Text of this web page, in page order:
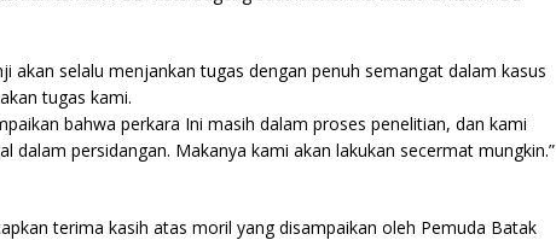
akan selalu menjankan tugas dengan penuh semangat dalam kasus
tugas kami.
bahwa perkara Ini masih dalam proses penelitian, dan kami
dalam persidangan. Makanya kami akan lakukan secermat mungkin.”
terima kasih atas moril yang disampaikan oleh Pemuda Batak